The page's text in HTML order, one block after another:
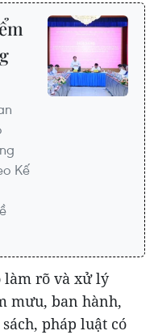
Kế
làm rõ và xử lý
mưu, ban hành,
pháp luật có